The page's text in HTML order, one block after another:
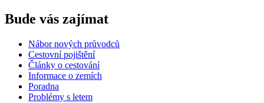
Bude vás zajímat
Nábor nových průvodců
Cestovní pojištění
Články o cestování
Informace o zemích
Poradna
Problémy s letem